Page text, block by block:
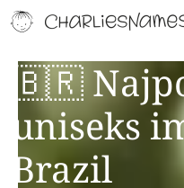
🇧🇷
uniseks
Brazil